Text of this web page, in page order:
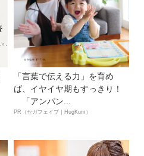
「言葉で伝える力」を育め
ば、イヤイヤ期もすっきり！
「アンパン...
PR（セガフェイブ｜HugKum）